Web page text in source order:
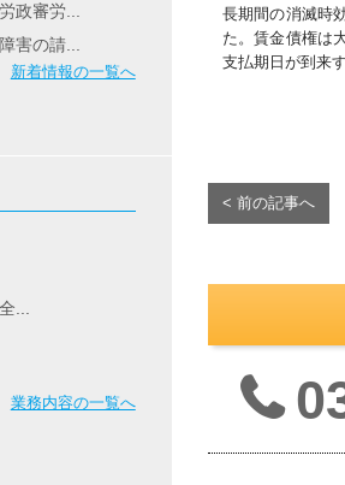
長期間の消滅時
た。賃金債権は
支払期日が到来
< 前の記事へ
政審労...
害の請...
新着情報の一覧へ
...
業務内容の一覧へ